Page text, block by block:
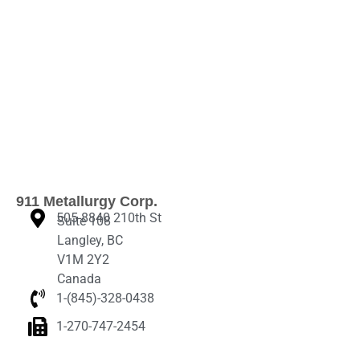
911 Metallurgy Corp.
505-8840 210th St
Suite 108
Langley, BC
V1M 2Y2
Canada
1-(845)-328-0438‬
1-270-747-2454